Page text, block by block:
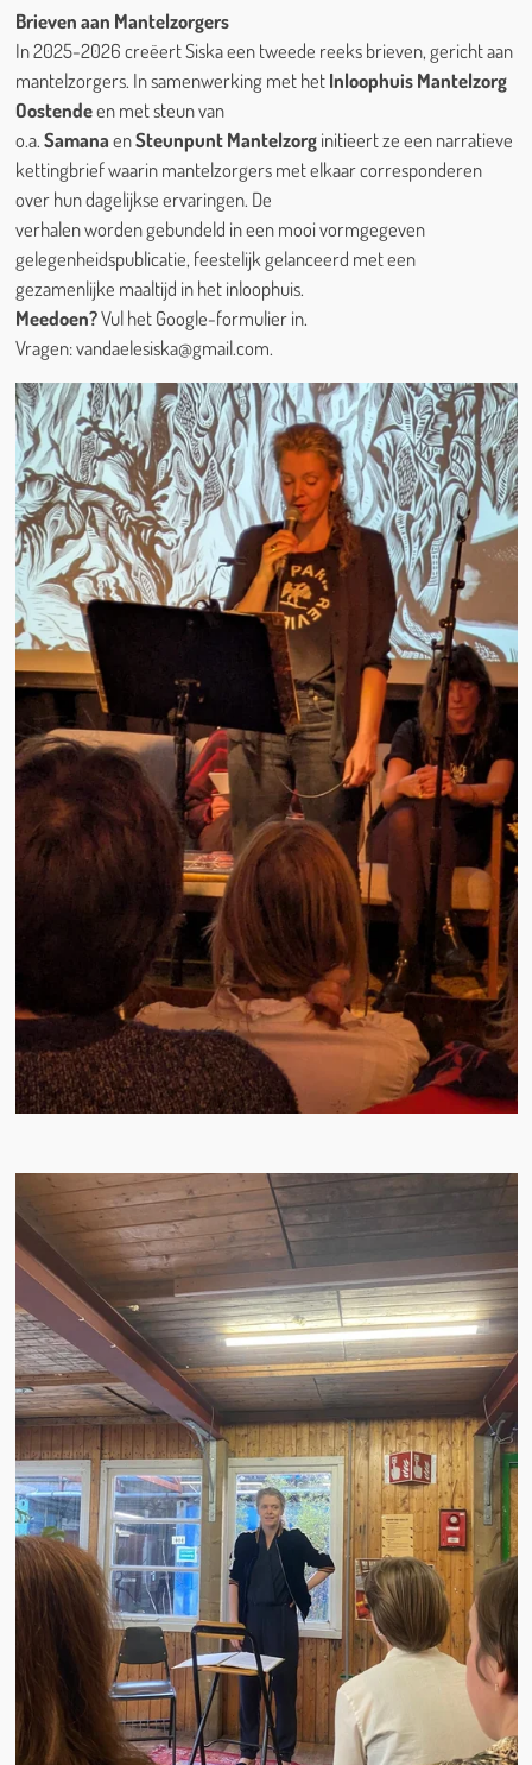
Brieven aan Mantelzorgers
In 2025-2026 creëert Siska een tweede reeks brieven, gericht aan
mantelzorgers. In samenwerking met hetInloophuis Mantelzorg
Oostendeen met steun van
o.a.SamanaenSteunpunt Mantelzorginitieert ze een narratieve
kettingbrief waarin mantelzorgers met elkaar corresponderen
over hun dagelijkse ervaringen. De
verhalen worden gebundeld in een mooi vormgegeven
gelegenheidspublicatie, feestelijk gelanceerd met een
gezamenlijke maaltijd in het inloophuis.
Meedoen?Vul het Google-formulier in.
Vragen: vandaelesiska@gmail.com.